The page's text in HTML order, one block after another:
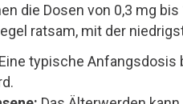
die Dosen von 0,3 mg bis
ratsam, mit der
Eine typische Anfangsdosis